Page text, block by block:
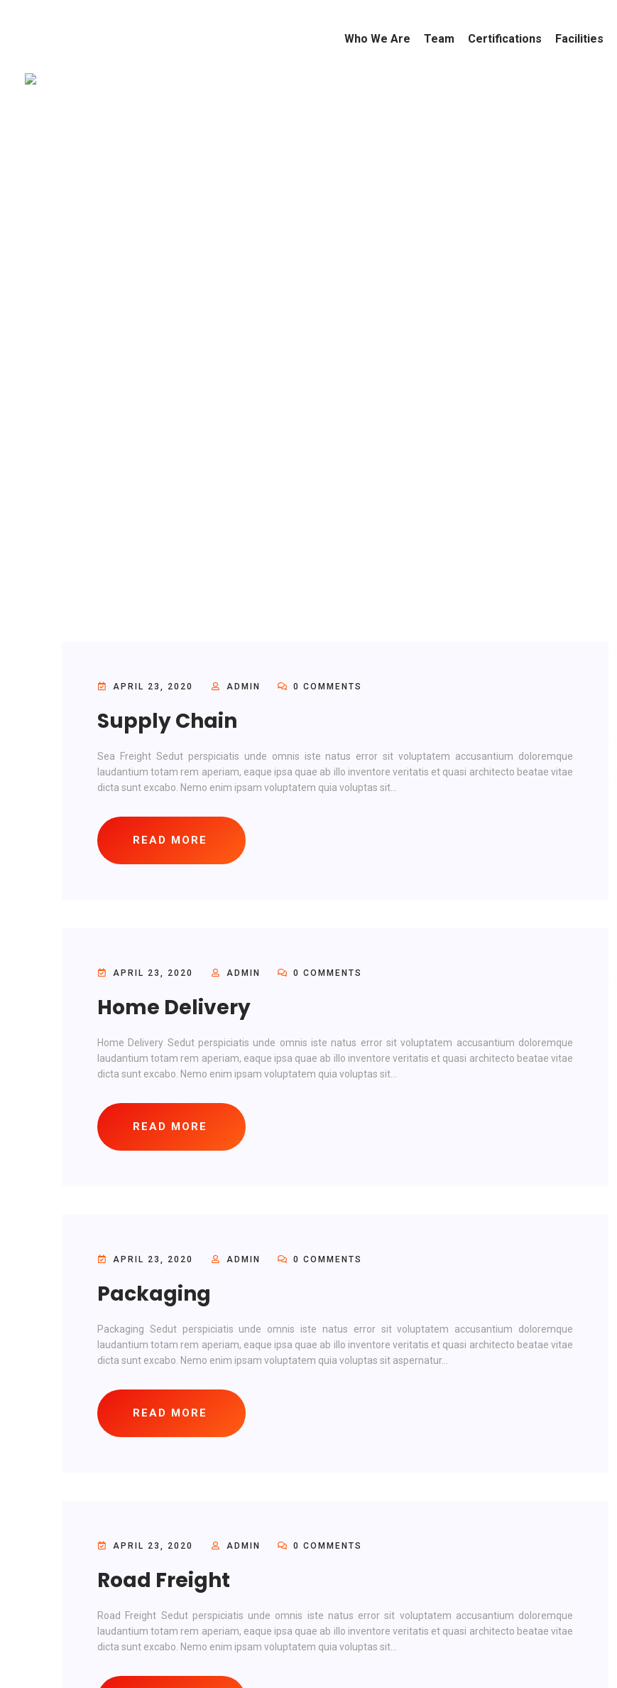
Who We Are Team Certifications Facilities
APRIL 23, 2020 ADMIN 0 COMMENTS
Supply Chain
Sea Freight Sedut perspiciatis unde omnis iste natus error sit voluptatem accusantium doloremque
laudantium totam rem aperiam, eaque ipsa quae ab illo inventore veritatis et quasi architecto beatae vitae
dicta sunt excabo. Nemo enim ipsam voluptatem quia voluptas sit...
READ MORE
APRIL 23, 2020 ADMIN 0 COMMENTS
Home Delivery
Home Delivery Sedut perspiciatis unde omnis iste natus error sit voluptatem accusantium doloremque
laudantium totam rem aperiam, eaque ipsa quae ab illo inventore veritatis et quasi architecto beatae vitae
dicta sunt excabo. Nemo enim ipsam voluptatem quia voluptas sit...
READ MORE
APRIL 23, 2020 ADMIN 0 COMMENTS
Packaging
Packaging Sedut perspiciatis unde omnis iste natus error sit voluptatem accusantium doloremque
laudantium totam rem aperiam, eaque ipsa quae ab illo inventore veritatis et quasi architecto beatae vitae
dicta sunt excabo. Nemo enim ipsam voluptatem quia voluptas sit aspernatur...
READ MORE
APRIL 23, 2020 ADMIN 0 COMMENTS
Road Freight
Road Freight Sedut perspiciatis unde omnis iste natus error sit voluptatem accusantium doloremque
laudantium totam rem aperiam, eaque ipsa quae ab illo inventore veritatis et quasi architecto beatae vitae
dicta sunt excabo. Nemo enim ipsam voluptatem quia voluptas sit...